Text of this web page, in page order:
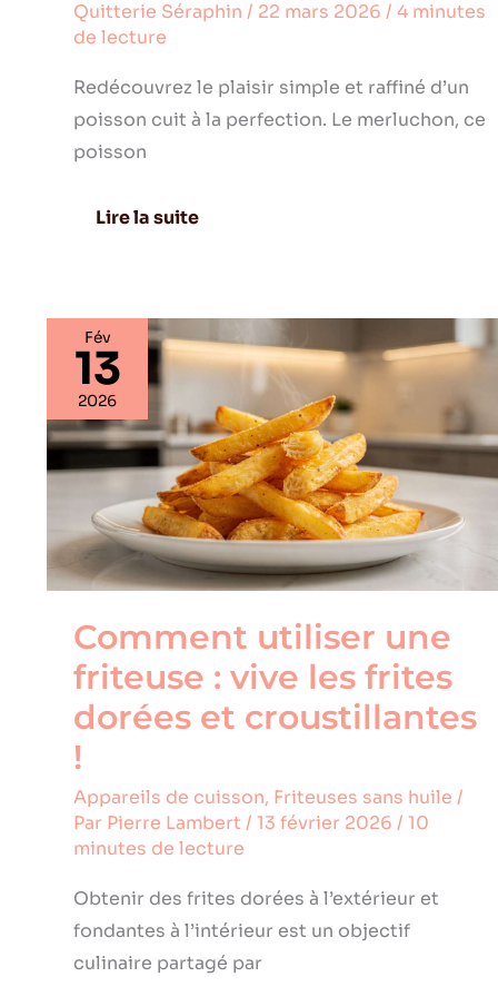
Quitterie Séraphin / 22 mars 2026 / 4 minutes
de lecture
Redécouvrez le plaisir simple et raffiné d’un
poisson cuit à la perfection. Le merluchon, ce
poisson
Lire la suite
Fév
13
2026
Comment utiliser une
friteuse : vive les frites
dorées et croustillantes
!
Appareils de cuisson, Friteuses sans huile /
Par Pierre Lambert / 13 février 2026 / 10
minutes de lecture
Obtenir des frites dorées à l’extérieur et
fondantes à l’intérieur est un objectif
culinaire partagé par
Comment
utiliser
une
friteuse
:
vive
les
frites
dorées
et
!